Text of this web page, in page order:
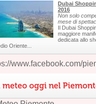
Dubai
2016
Non solo
mese di
Il Dubai
maggiore
dedicata allo
Oriente...
www.facebook.com/
meteo oggi nel